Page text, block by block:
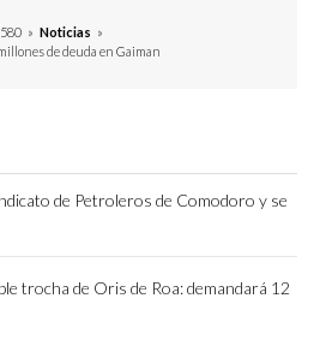
» Noticias »
de deuda en Gaiman
de Petroleros de Comodoro y se
trocha de Oris de Roa: demandará 12